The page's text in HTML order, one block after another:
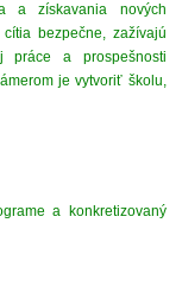
a získavania nových
bezpečne, zažívajú
práce a prospešnosti
je vytvoriť školu,
a konkretizovaný